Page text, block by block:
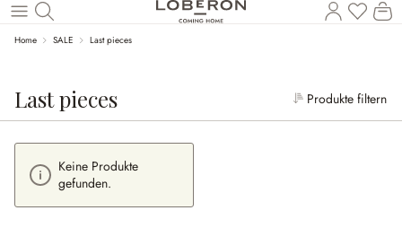
Zum Hauptinhalt springen
Home SALE Last pieces
Last pieces Produkte filtern
Keine Produkte
gefunden.